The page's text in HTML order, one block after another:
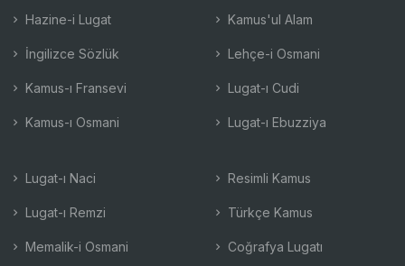
Hazine-i Lugat
İngilizce Sözlük
Kamus-ı Fransevi
Kamus-ı Osmani
Kamus'ul Alam
Lehçe-i Osmani
Lugat-ı Cudi
Lugat-ı Ebuzziya
Lugat-ı Naci
Lugat-ı Remzi
Memalik-i Osmani
Resimli Kamus
Türkçe Kamus
Coğrafya Lugatı